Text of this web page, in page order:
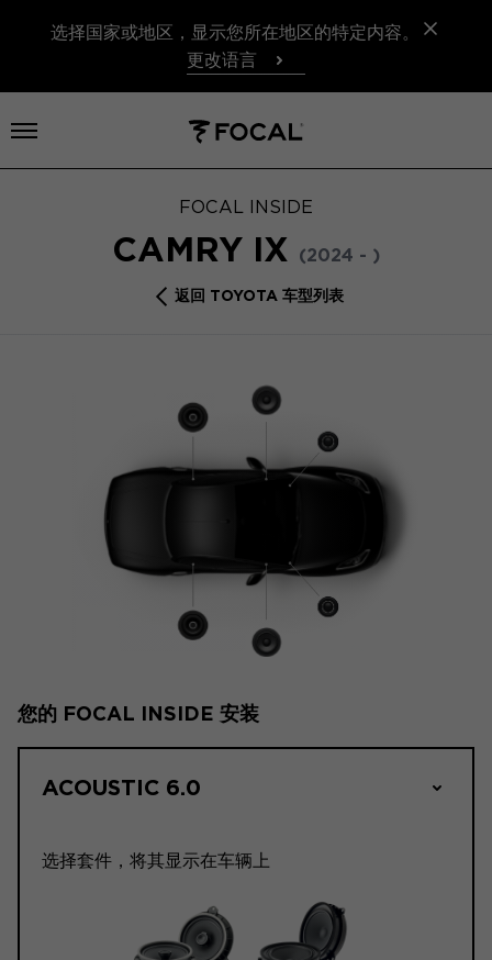
选择国家或地区，显示您所在地区的特定内容。
更改语言
打开菜单
FOCAL INSIDE
CAMRY IX (2024 - )
返回 TOYOTA 车型列表
您的 FOCAL INSIDE 安装
ACOUSTIC 6.0
选择套件，将其显示在车辆上